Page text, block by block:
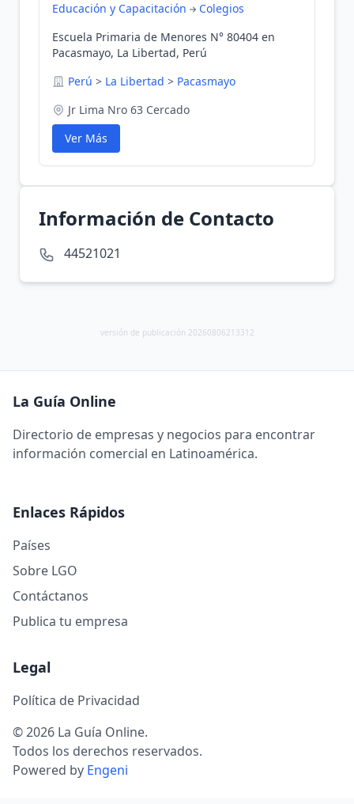
Educación y Capacitación
Colegios
Escuela Primaria de Menores N° 80404 en
Pacasmayo, La Libertad, Perú
Perú > La Libertad > Pacasmayo
Jr Lima Nro 63 Cercado
Ver Más
Información de Contacto
44521021
versión de publicación 20260806213312
La Guía Online
Directorio de empresas y negocios para encontrar
información comercial en Latinoamérica.
Enlaces Rápidos
Países
Sobre LGO
Contáctanos
Publica tu empresa
Legal
Política de Privacidad
© 2026 La Guía Online.
Todos los derechos reservados.
Powered by Engeni